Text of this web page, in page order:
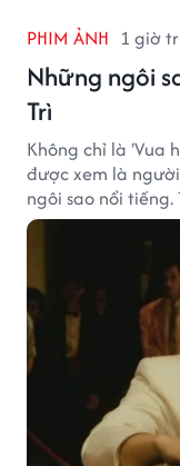
PHIM ẢNH 1 giờ
Những ngôi
Trì
Không chỉ là 'Vua
được xem là
ngôi sao nổi
không ít diễn viên
nghiệp nhờ cơ hội